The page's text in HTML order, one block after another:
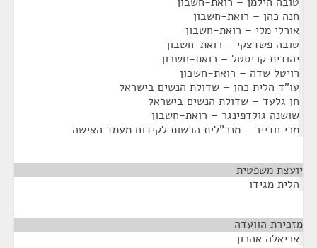
חנה כהן – רואת-חשבון
אורלי מלי – רואת-חשבון
טובה פשדצקי – רואת-חשבון
יהודית קריסטל – רואת-חשבון
רויטל שדה – רואת-חשבון
עו"ד הלית כהן – שדולת הנשים בישראל
חן גלעד – שדולת הנשים בישראל
שושנה גולדפינגר – רואת-חשבון
מרי חדייר – מנכ"לית הרשות לקידום מעמד האישה
יועצת משפטית
הלית מגידו
מזכירת הוועדה
אריאלה אהרון